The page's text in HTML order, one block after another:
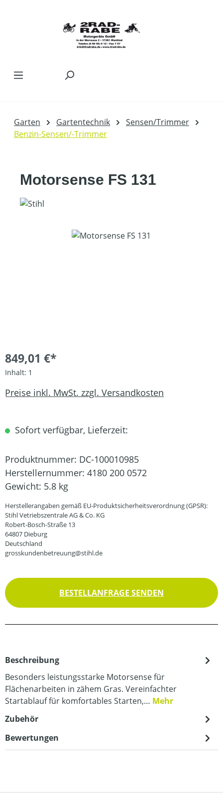
Garten Gartentechnik
Sensen/Trimmer
Benzin-Sensen/-Trimmer
Motorsense FS 131
Bildergalerie überspringen
849,01 €*
Inhalt: 1
Preise inkl. MwSt. zzgl. Versandkosten
Sofort verfügbar, Lieferzeit:
Produktnummer: DC-100010985
Herstellernummer: 4180 200 0572
Gewicht: 5.8 kg
Herstellerangaben gemäß EU-Produktsicherheitsverordnung (GPSR):
Stihl Vetriebszentrale AG & Co. KG
Robert-Bosch-Straße 13
64807 Dieburg
Deutschland
grosskundenbetreuung@stihl.de
BESTELLANFRAGE SENDEN
Beschreibung
Besonders leistungsstarke Motorsense für
Flächenarbeiten in zähem Gras. Vereinfachter
Startablauf für komfortables Starten,… Mehr
Zubehör
Bewertungen